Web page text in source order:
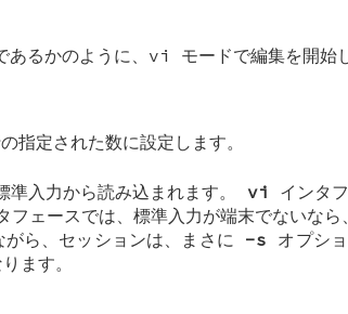
あるかのように、vi モードで編集を開始し
指定された数に設定します。
準入力から読み込まれます。vi
インタ
フェースでは、標準入力が端末でないなら
ら、セッションは、まさに -s オプシ
ます。